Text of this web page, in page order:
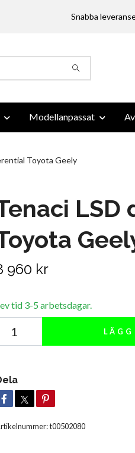
Snabba
Modellanpassat
Toyota Geely
960 kr
tid 3-5 arbetsdagar.
t00502080